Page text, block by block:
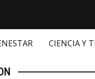
CIENCIA Y